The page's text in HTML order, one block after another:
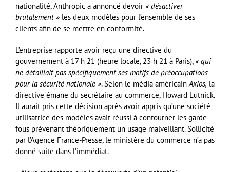
nationalité, Anthropic a annoncé devoir « désactiver
brutalement » les deux modèles pour l’ensemble de ses
clients afin de se mettre en conformité.
L’entreprise rapporte avoir reçu une directive du
gouvernement à 17 h 21 (heure locale, 23 h 21 à Paris),« qui
ne détaillait pas spécifiquement ses motifs de préoccupations
pour la sécurité nationale ». Selon le média américainAxios, la
directive émane du secrétaire au commerce, Howard Lutnick.
Il aurait pris cette décision après avoir appris qu’une société
utilisatrice des modèles avait réussi à contourner les garde-
fous prévenant théoriquement un usage malveillant. Sollicité
par l’Agence France-Presse, le ministère du commerce n’a pas
donné suite dans l’immédiat.